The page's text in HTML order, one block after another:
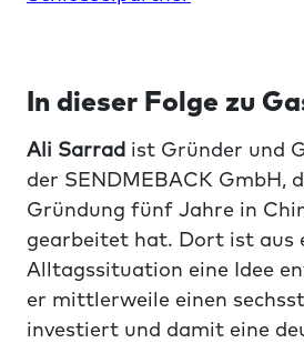
In dieser Folge zu
Ali Sarrad ist Gründer und
der SENDMEBACK GmbH,
Gründung fünf Jahre in
gearbeitet hat. Dort ist aus
Alltagssituation eine Idee
er mittlerweile einen
investiert und damit eine